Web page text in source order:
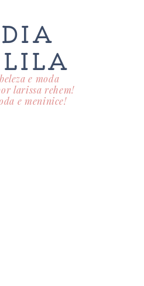
e moda
larissa rehem!
e meninice!